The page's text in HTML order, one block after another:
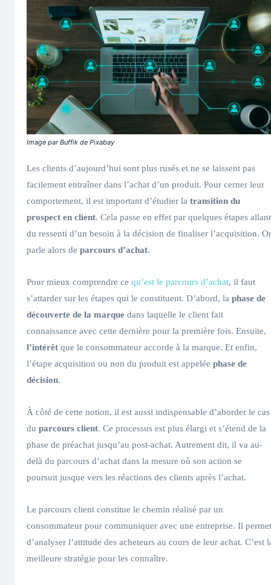
Image par Buffik de Pixabay
Les clients d’aujourd’hui sont plus rusés et ne se laissent pas
facilement entraîner dans l’achat d’un produit. Pour cerner leur
comportement, il est important d’étudier la transition du
prospect en client. Cela passe en effet par quelques étapes allant
du ressenti d’un besoin à la décision de finaliser l’acquisition.
parle alors de parcours d’achat.
Pour mieux comprendre ce qu’est le parcours d’achat, il faut
s’attarder sur les étapes qui le constituent. D’abord, la phase de
découverte de la marque dans laquelle le client fait
connaissance avec cette dernière pour la première fois. Ensuite,
l’intérêt que le consommateur accorde à la marque. Et enfin,
l’étape acquisition ou non du produit est appelée phase de
décision.
À côté de cette notion, il est aussi indispensable d’aborder le cas
du parcours client. Ce processus est plus élargi et s’étend de la
phase de préachat jusqu’au post-achat. Autrement dit, il va au-
delà du parcours d’achat dans la mesure où son action se
poursuit jusque vers les réactions des clients après l’achat.
Le parcours client constitue le chemin réalisé par un
consommateur pour communiquer avec une entreprise. Il permet
d’analyser l’attitude des acheteurs au cours de leur achat. C’est
meilleure stratégie pour les connaître.